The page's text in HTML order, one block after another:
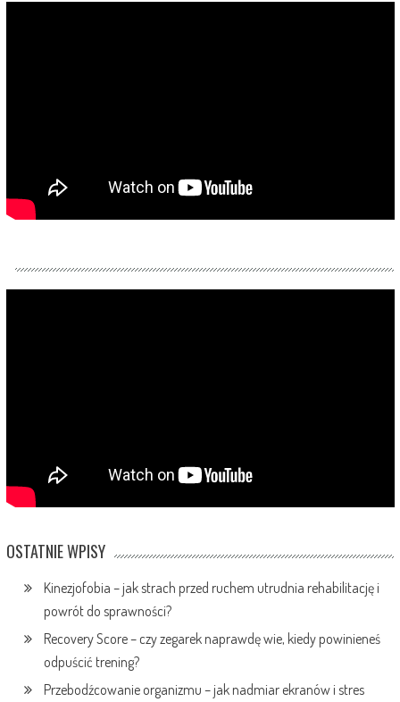
OSTATNIE WPISY
Kinezjofobia – jak strach przed ruchem utrudnia rehabilitację i
powrót do sprawności?
Recovery Score – czy zegarek naprawdę wie, kiedy powinieneś
odpuścić trening?
Przebodźcowanie organizmu – jak nadmiar ekranów i stres